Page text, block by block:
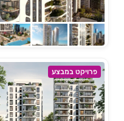
פרויקט במבצע